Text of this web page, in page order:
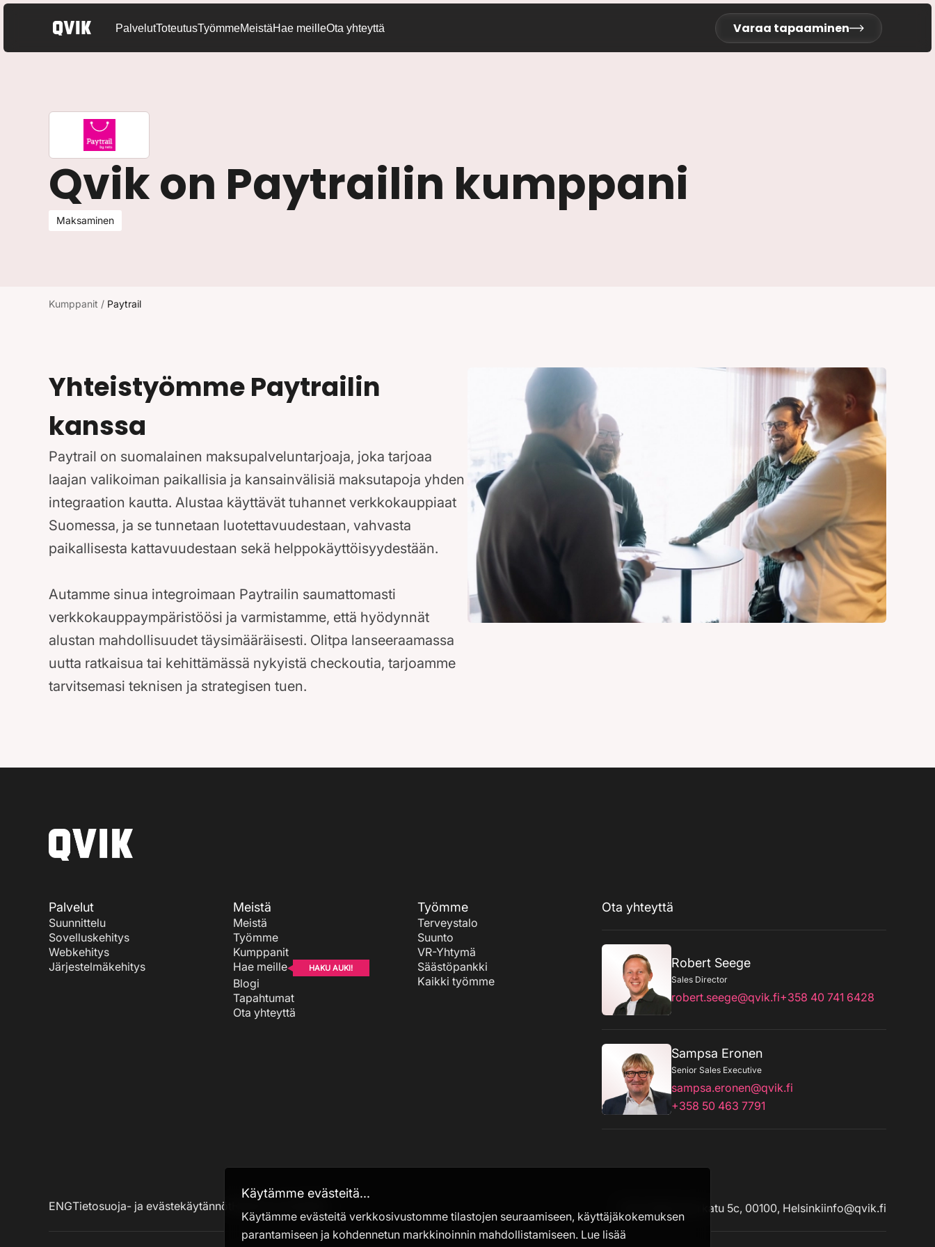
PalvelutToteutusTyömmeMeistäHae meilleOta yhteyttä Varaa tapaaminen
Qvik on Paytrailin kumppani
Maksaminen
Kumppanit / Paytrail
Yhteistyömme Paytrailin
kanssa
Paytrail on suomalainen maksupalveluntarjoaja, joka tarjoaa
laajan valikoiman paikallisia ja kansainvälisiä maksutapoja yhden
integraation kautta. Alustaa käyttävät tuhannet verkkokauppiaat
Suomessa, ja se tunnetaan luotettavuudestaan, vahvasta
paikallisesta kattavuudestaan sekä helppokäyttöisyydestään.
Autamme sinua integroimaan Paytrailin saumattomasti
verkkokauppaympäristöösi ja varmistamme, että hyödynnät
alustan mahdollisuudet täysimääräisesti. Olitpa lanseeraamassa
uutta ratkaisua tai kehittämässä nykyistä checkoutia, tarjoamme
tarvitsemasi teknisen ja strategisen tuen.
Palvelut
Suunnittelu
Sovelluskehitys
Webkehitys
Järjestelmäkehitys
Meistä
Meistä
Työmme
Kumppanit
Hae meille
HAKU AUKI!
Blogi
Tapahtumat
Ota yhteyttä
Työmme
Terveystalo
Suunto
VR-Yhtymä
Säästöpankki
Kaikki työmme
Ota yhteyttä
Robert Seege
Sales Director
robert.seege@qvik.fi+358 40 741 6428
Sampsa Eronen
Senior Sales Executive
sampsa.eronen@qvik.fi
+358 50 463 7791
ENGTietosuoja- ja evästekäytännöt Urho Kekkosen katu 5c, 00100, Helsinkiinfo@qvik.fi
Käytämme evästeitä...
Käytämme evästeitä verkkosivustomme tilastojen seuraamiseen, käyttäjäkokemuksen
parantamiseen ja kohdennetun markkinoinnin mahdollistamiseen. Lue lisää